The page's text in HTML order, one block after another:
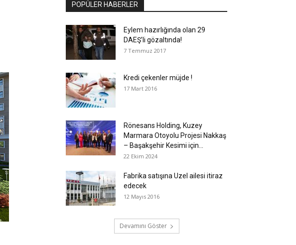
POPÜLER HABERLER
Eylem hazırlığında olan 29
DAEŞ’li gözaltında!
7 Temmuz 2017
Kredi çekenler müjde !
17 Mart 2016
Rönesans Holding, Kuzey
Marmara Otoyolu Projesi Nakkaş
– Başakşehir Kesimi için...
22 Ekim 2024
Fabrika satışına Uzel ailesi itiraz
edecek
12 Mayıs 2016
Devamını Göster